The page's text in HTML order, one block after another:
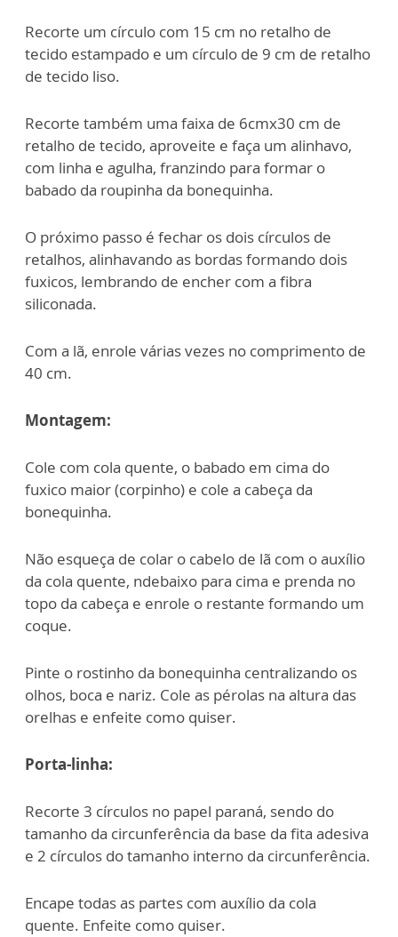
Recorte um círculo com 15 cm no retalho de
tecido estampado e um círculo de 9 cm de retalho
de tecido liso.
Recorte também uma faixa de 6cmx30 cm de
retalho de tecido, aproveite e faça um alinhavo,
com linha e agulha, franzindo para formar o
babado da roupinha da bonequinha.
O próximo passo é fechar os dois círculos de
retalhos, alinhavando as bordas formando dois
fuxicos, lembrando de encher com a fibra
siliconada.
Com a lã, enrole várias vezes no comprimento de
40 cm.
Montagem:
Cole com cola quente, o babado em cima do
fuxico maior (corpinho) e cole a cabeça da
bonequinha.
Não esqueça de colar o cabelo de lã com o auxílio
da cola quente, ndebaixo para cima e prenda no
topo da cabeça e enrole o restante formando um
coque.
Pinte o rostinho da bonequinha centralizando os
olhos, boca e nariz. Cole as pérolas na altura das
orelhas e enfeite como quiser.
Porta-linha:
Recorte 3 círculos no papel paraná, sendo do
tamanho da circunferência da base da fita adesiva
e 2 círculos do tamanho interno da circunferência.
Encape todas as partes com auxílio da cola
quente. Enfeite como quiser.